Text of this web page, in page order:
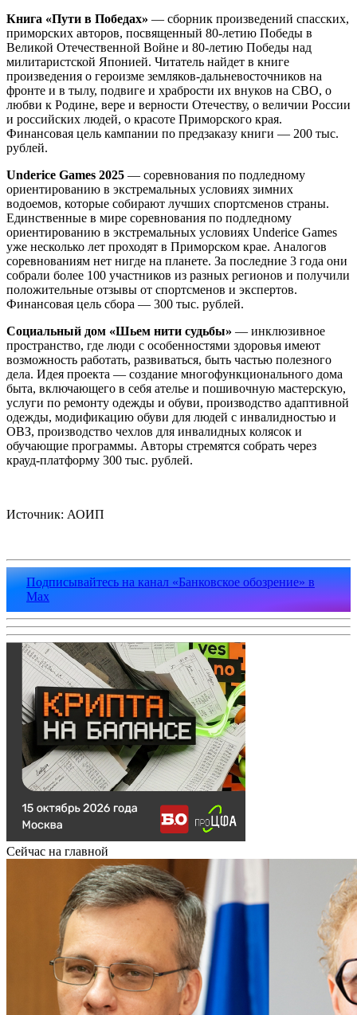
Книга «Пути в Победах» — сборник произведений спасских,
приморских авторов, посвященный 80-летию Победы в
Великой Отечественной Войне и 80-летию Победы над
милитаристской Японией. Читатель найдет в книге
произведения о героизме земляков-дальневосточников на
фронте и в тылу, подвиге и храбрости их внуков на СВО, о
любви к Родине, вере и верности Отечеству, о величии России
и российских людей, о красоте Приморского края.
Финансовая цель кампании по предзаказу книги — 200 тыс.
рублей.
Underice Games 2025 — соревнования по подледному
ориентированию в экстремальных условиях зимних
водоемов, которые собирают лучших спортсменов страны.
Единственные в мире соревнования по подледному
ориентированию в экстремальных условиях Underice Games
уже несколько лет проходят в Приморском крае. Аналогов
соревнованиям нет нигде на планете. За последние 3 года они
собрали более 100 участников из разных регионов и получили
положительные отзывы от спортсменов и экспертов.
Финансовая цель сбора — 300 тыс. рублей.
Социальный дом «Шьем нити судьбы» — инклюзивное
пространство, где люди с особенностями здоровья имеют
возможность работать, развиваться, быть частью полезного
дела. Идея проекта — создание многофункционального дома
быта, включающего в себя ателье и пошивочную мастерскую,
услуги по ремонту одежды и обуви, производство адаптивной
одежды, модификацию обуви для людей с инвалидностью и
ОВЗ, производство чехлов для инвалидных колясок и
обучающие программы. Авторы стремятся собрать через
крауд-платформу 300 тыс. рублей.
Источник: АОИП
Подписывайтесь на канал «Банковское обозрение» в
Max
Сейчас на главной